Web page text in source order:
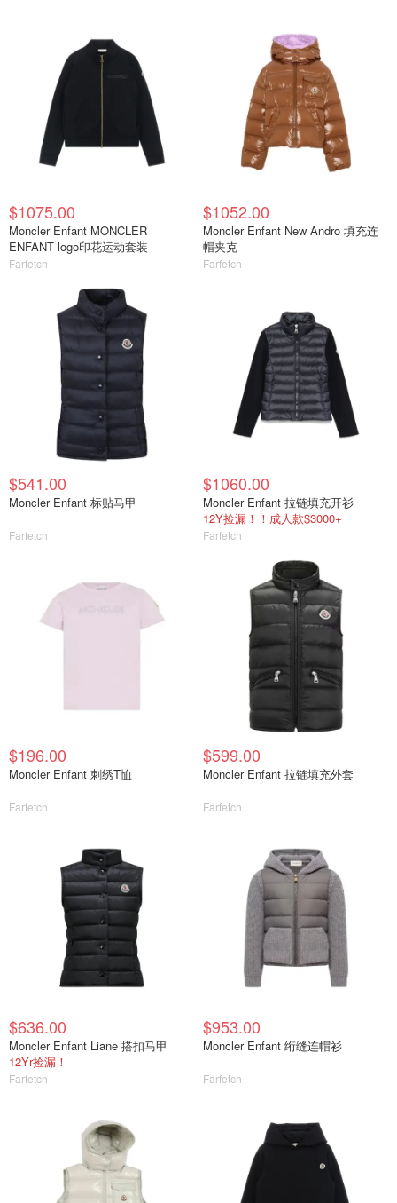
$1075.00
Moncler Enfant MONCLER
ENFANT logo印花运动套装
Farfetch
$1052.00
Moncler Enfant New Andro 填充连
帽夹克
Farfetch
$541.00
Moncler Enfant 标贴马甲
Farfetch
$1060.00
Moncler Enfant 拉链填充开衫
12Y捡漏！！成人款$3000+
Farfetch
$196.00
Moncler Enfant 刺绣T恤
Farfetch
$599.00
Moncler Enfant 拉链填充外套
Farfetch
$636.00
Moncler Enfant Liane 搭扣马甲
12Yr捡漏！
Farfetch
$953.00
Moncler Enfant 绗缝连帽衫
Farfetch